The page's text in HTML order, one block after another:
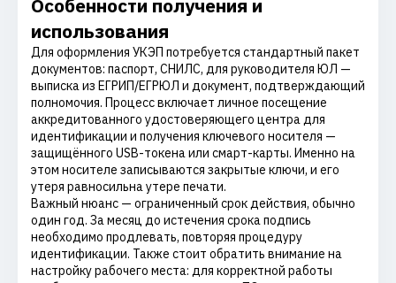
Особенности получения и
использования
Для оформления УКЭП потребуется стандартный пакет
документов: паспорт, СНИЛС, для руководителя ЮЛ —
выписка из ЕГРИП/ЕГРЮЛ и документ, подтверждающий
полномочия. Процесс включает личное посещение
аккредитованного удостоверяющего центра для
идентификации и получения ключевого носителя —
защищённого USB-токена или смарт-карты. Именно на
этом носителе записываются закрытые ключи, и его
утеря равносильна утере печати.
Важный нюанс — ограниченный срок действия, обычно
один год. За месяц до истечения срока подпись
необходимо продлевать, повторяя процедуру
идентификации. Также стоит обратить внимание на
настройку рабочего места: для корректной работы